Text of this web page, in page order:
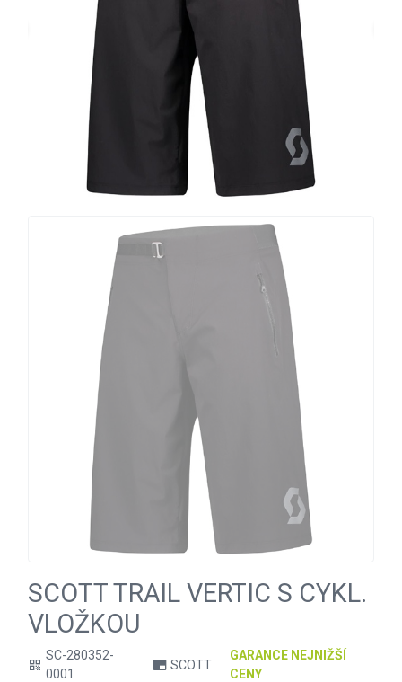
SCOTT TRAIL VERTIC S CYKL.
VLOŽKOU
qr_code
SC-280352-
0001
branding_watermark SCOTT
GARANCE NEJNIŽŠÍ
CENY